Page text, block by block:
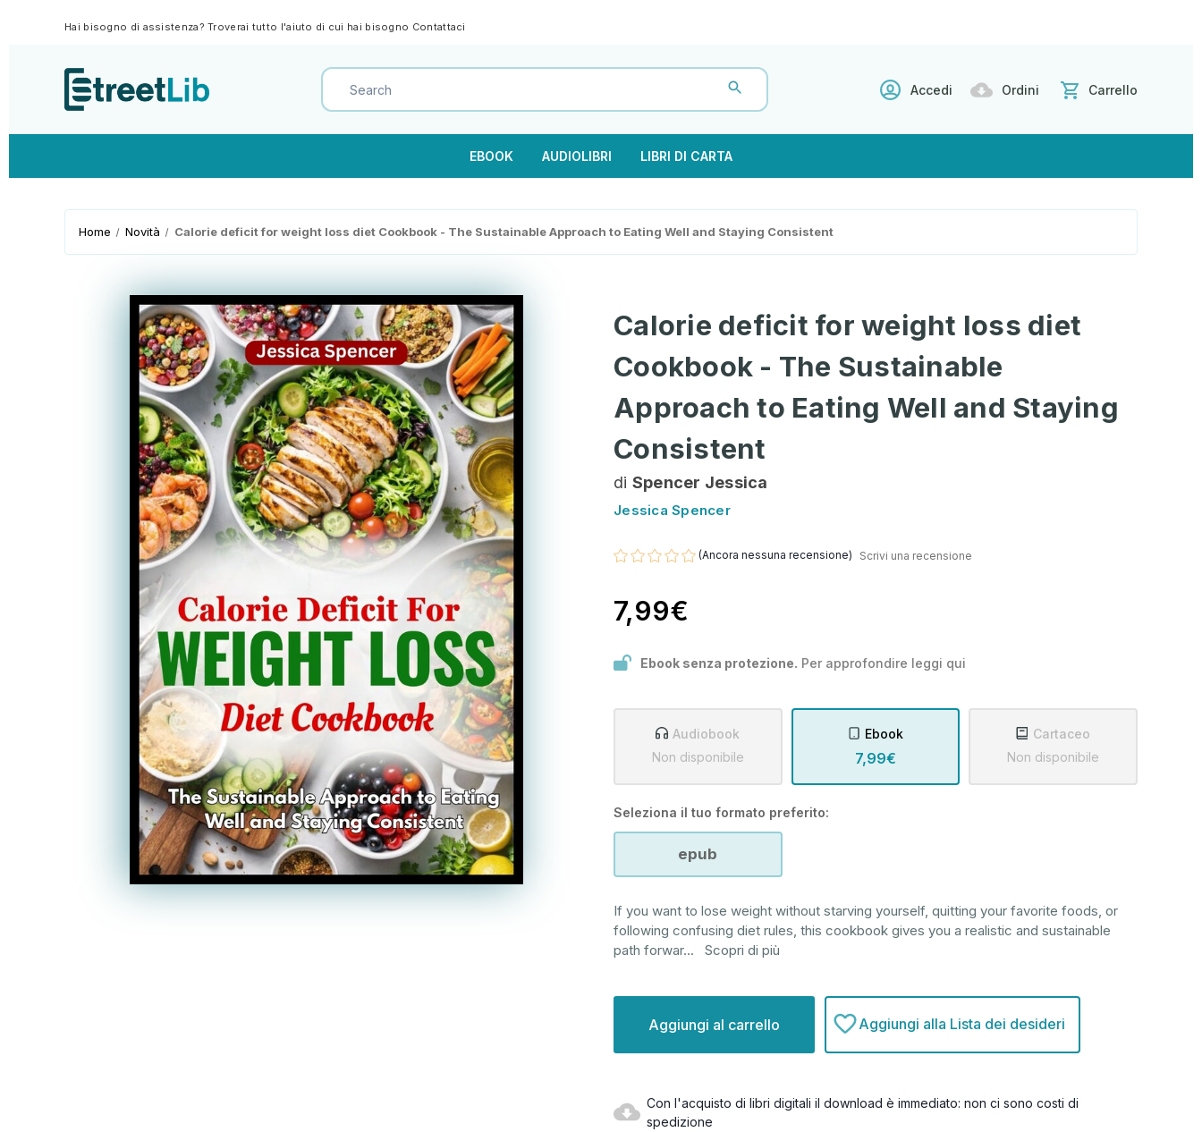
Hai bisogno di assistenza? Troverai tutto l'aiuto di cui hai bisogno Contattaci
Accedi Ordini Carrello
EBOOK AUDIOLIBRI LIBRI DI CARTA
Home Novità Calorie deficit for weight loss diet Cookbook - The Sustainable Approach to Eating Well and Staying Consistent
Calorie deficit for weight loss diet
Cookbook - The Sustainable
Approach to Eating Well and Staying
Consistent
di Spencer Jessica
Jessica Spencer
(Ancora nessuna recensione) Scrivi una recensione
7,99€
Ebook senza protezione. Per approfondire leggi qui
Audiobook
Non disponibile
Ebook
7,99€
Cartaceo
Non disponibile
Seleziona il tuo formato preferito:
epub
If you want to lose weight without starving yourself, quitting your favorite foods, or
following confusing diet rules, this cookbook gives you a realistic and sustainable
path forwar... Scopri di più
attuale:
Aggiungi alla Lista dei desideri
Con l'acquisto di libri digitali il download è immediato: non ci sono costi di
spedizione